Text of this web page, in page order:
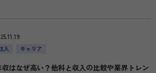
入 キャリア
はなぜ高い？他科と収入の比較や業界トレン